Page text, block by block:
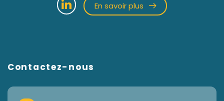
En savoir plus
Contactez-nous